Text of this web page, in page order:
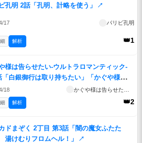
孔明 2話「孔明、計略を使う」 ↗
17 パリピ孔明
👑1
解析
様は告らせたい-ウルトラロマンティック-
「白銀御行は取り持ちたい」「かぐや様は連
たい」「かぐや様は阻止したい」↗
18
👑2
解析
ドまぞく 2丁目 第3話「闇の魔女ふたた
けむりフロムヘル！」
↗